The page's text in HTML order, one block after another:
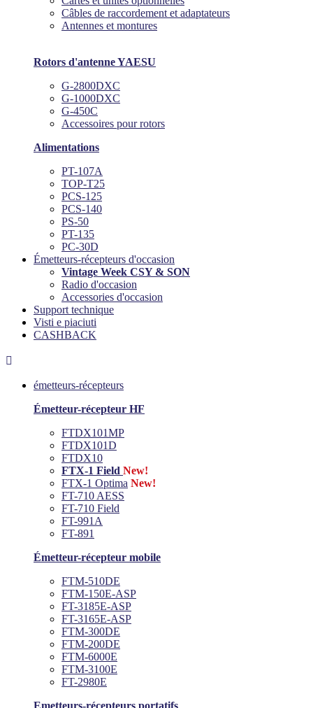
Câbles de raccordement et adaptateurs
Antennes et montures
Rotors d'antenne YAESU
G-2800DXC
G-1000DXC
G-450C
Accessoires pour rotors
Alimentations
PT-107A
TOP-T25
PCS-125
PCS-140
PS-50
PT-135
PC-30D
Émetteurs-récepteurs d'occasion
Vintage Week CSY & SON
Radio d'occasion
Accessories d'occasion
Support technique
Visti e piaciuti
CASHBACK

émetteurs-récepteurs
Émetteur-récepteur HF
FTDX101MP
FTDX101D
FTDX10
FTX-1 Field New!
FTX-1 Optima New!
FT-710 AESS
FT-710 Field
FT-991A
FT-891
Émetteur-récepteur mobile
FTM-510DE
FTM-150E-ASP
FT-3185E-ASP
FT-3165E-ASP
FTM-300DE
FTM-200DE
FTM-6000E
FTM-3100E
FT-2980E
Emetteurs-récepteurs portatifs